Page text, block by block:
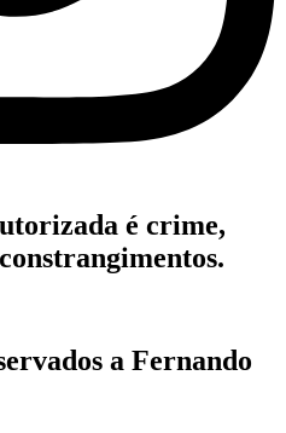
é crime,
a Fernando